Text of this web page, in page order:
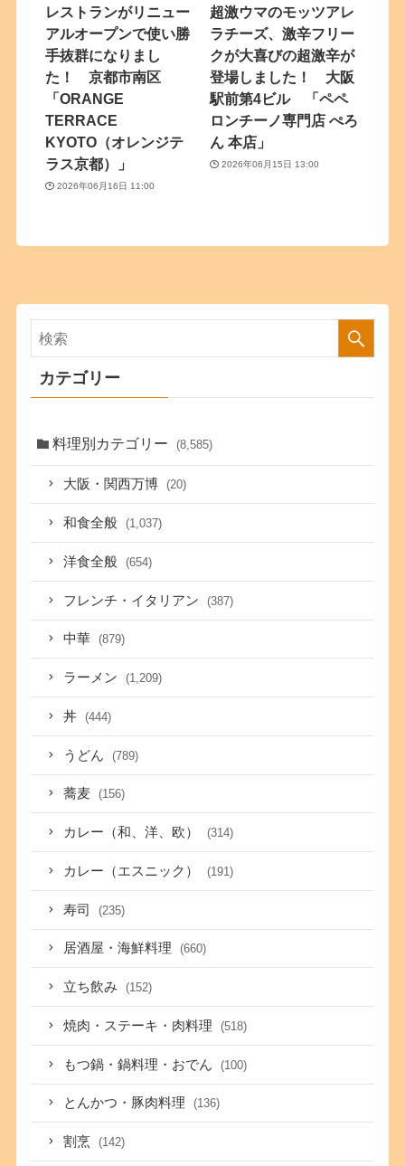
レストランがリニュー
アルオープンで使い勝
手抜群になりまし
た！ 京都市南区
「ORANGE
TERRACE
KYOTO（オレンジテ
ラス京都）」
2026年06月16日 11:00
超激ウマのモッツアレ
ラチーズ、激辛フリー
クが大喜びの超激辛が
登場しました！ 大阪
駅前第4ビル 「ペペ
ロンチーノ専門店 ぺろ
ん 本店」
2026年06月15日 13:00
カテゴリー
料理別カテゴリー (8,585)
大阪・関西万博 (20)
和食全般 (1,037)
洋食全般 (654)
フレンチ・イタリアン (387)
中華 (879)
ラーメン (1,209)
丼 (444)
うどん (789)
蕎麦 (156)
カレー（和、洋、欧） (314)
カレー（エスニック） (191)
寿司 (235)
居酒屋・海鮮料理 (660)
立ち飲み (152)
焼肉・ステーキ・肉料理 (518)
もつ鍋・鍋料理・おでん (100)
とんかつ・豚肉料理 (136)
割烹 (142)